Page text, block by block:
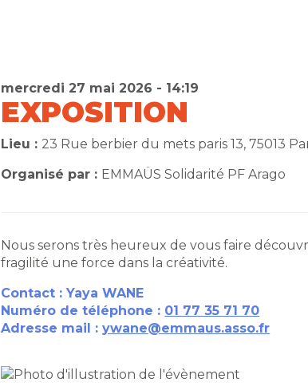
mercredi 27 mai 2026 - 14:19
EXPOSITION
Lieu : 23 Rue berbier du mets paris 13, 75013
Organisé par : EMMAÜS Solidarité PF Arago
Nous serons très heureux de vous faire
fragilité une force dans la créativité.
Contact : Yaya WANE
Numéro de téléphone : 01 77 35 71 70
Adresse mail :ywane@emmaus.asso.fr